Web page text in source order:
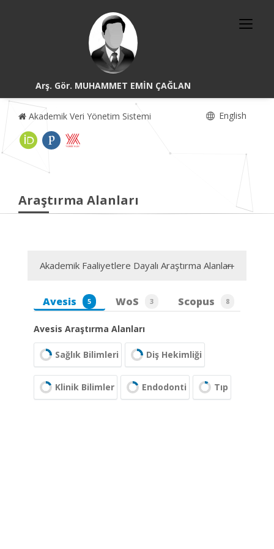
Arş. Gör. MUHAMMET EMİN ÇAĞLAN
Akademik Veri Yönetim Sistemi English
Araştırma Alanları
Akademik Faaliyetlere Dayalı Araştırma Alanları
Avesis 5 WoS 3 Scopus 8
Avesis Araştırma Alanları
Sağlık Bilimleri Diş Hekimliği
Klinik Bilimler Endodonti Tıp